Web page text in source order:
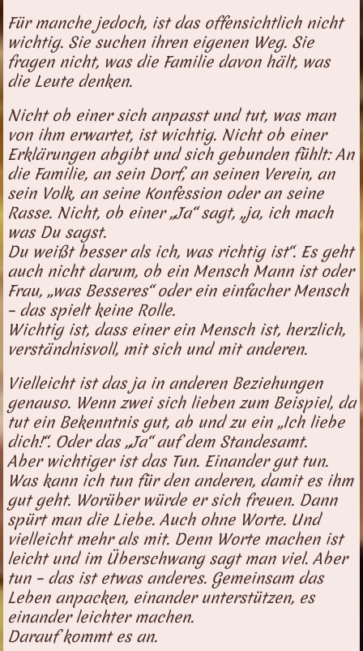
Für manche jedoch, ist das offensichtlich nicht
wichtig. Sie suchen ihren eigenen Weg. Sie
fragen nicht, was die Familie davon hält, was
die Leute denken.
Nicht ob einer sich anpasst und tut, was man
von ihm erwartet, ist wichtig. Nicht ob einer
Erklärungen abgibt und sich gebunden fühlt: An
die Familie, an sein Dorf, an seinen Verein, an
sein Volk, an seine Konfession oder an seine
Rasse. Nicht, ob einer „Ja“ sagt, „ja, ich mach
was Du sagst.
Du weißt besser als ich, was richtig ist“. Es geht
auch nicht darum, ob ein Mensch Mann ist oder
Frau, „was Besseres“ oder ein einfacher Mensch
– das spielt keine Rolle.
Wichtig ist, dass einer ein Mensch ist, herzlich,
verständnisvoll, mit sich und mit anderen.
Vielleicht ist das ja in anderen Beziehungen
genauso. Wenn zwei sich lieben zum Beispiel, da
tut ein Bekenntnis gut, ab und zu ein „Ich liebe
dich!“. Oder das „Ja“ auf dem Standesamt.
Aber wichtiger ist das Tun. Einander gut tun.
Was kann ich tun für den anderen, damit es ihm
gut geht. Worüber würde er sich freuen. Dann
spürt man die Liebe. Auch ohne Worte. Und
vielleicht mehr als mit. Denn Worte machen ist
leicht und im Überschwang sagt man viel. Aber
tun – das ist etwas anderes. Gemeinsam das
Leben anpacken, einander unterstützen, es
einander leichter machen.
Darauf kommt es an.